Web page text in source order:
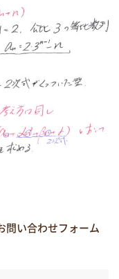
問い合わせフォーム